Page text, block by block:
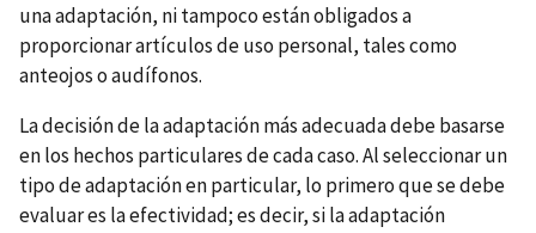
una adaptación, ni tampoco están obligados a
proporcionar artículos de uso personal, tales como
anteojos o audífonos.
La decisión de la adaptación más adecuada debe basarse
en los hechos particulares de cada caso. Al seleccionar un
tipo de adaptación en particular, lo primero que se debe
evaluar es la efectividad; es decir, si la adaptación